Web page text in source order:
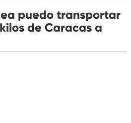
puedo transportar
de Caracas a